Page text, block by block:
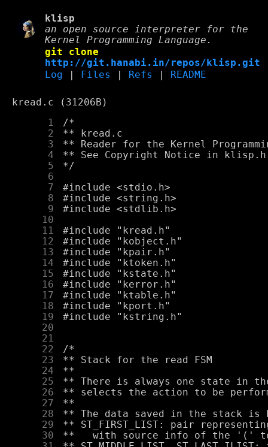
klisp
an open source interpreter for the
Kernel Programming Language.
git clone
http://git.hanabi.in/repos/klisp.git
Log
Files Refs README
kread.c (31206B)
      1
      2
      3
      4
      5
      6
      7
      8
      9
     10
     11
     12
     13
     14
     15
     16
     17
     18
     19
     20
     21
     22
     23
     24
     25
     26
     27
     28
     29
     30